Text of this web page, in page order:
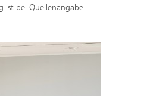
ist bei Quellenangabe